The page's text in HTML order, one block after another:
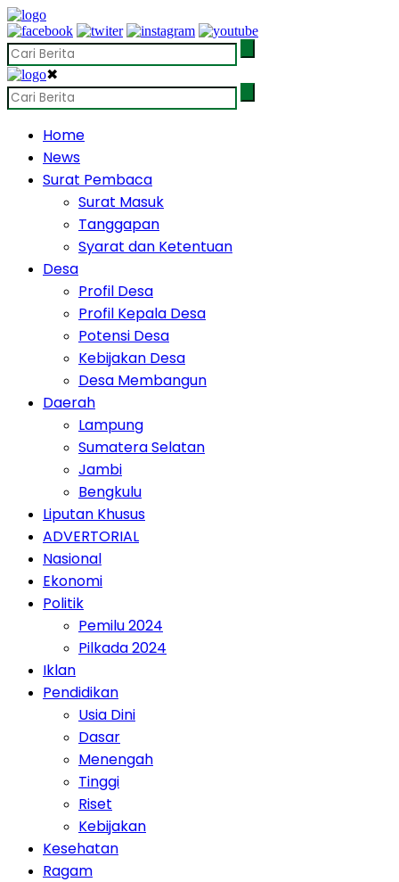
✖
Home
News
Surat Pembaca
Surat Masuk
Tanggapan
Syarat dan Ketentuan
Desa
Profil Desa
Profil Kepala Desa
Potensi Desa
Kebijakan Desa
Desa Membangun
Daerah
Lampung
Sumatera Selatan
Jambi
Bengkulu
Liputan Khusus
ADVERTORIAL
Nasional
Ekonomi
Politik
Pemilu 2024
Pilkada 2024
Iklan
Pendidikan
Usia Dini
Dasar
Menengah
Tinggi
Riset
Kebijakan
Kesehatan
Ragam